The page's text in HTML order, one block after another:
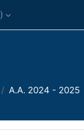
A.A. 2024 - 2025